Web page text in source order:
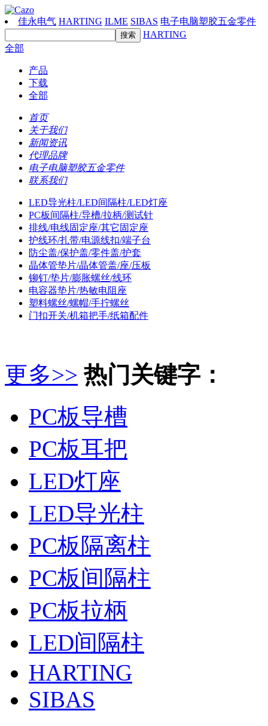
佳永电气 HARTING ILME SIBAS 电子电脑塑胶五金零件
HARTING
全部
产品
下载
全部
首页
关于我们
新闻资讯
代理品牌
电子电脑塑胶五金零件
联系我们
LED导光柱/LED间隔柱/LED灯座
PC板间隔柱/导槽/拉柄/测试针
排线/电线固定座/其它固定座
护线环/扎带/电源线扣/端子台
防尘盖/保护盖/零件盖/护套
晶体管垫片/晶体管盖/座/压板
铆钉/垫片/膨胀螺丝/线环
电容器垫片/热敏电阻座
塑料螺丝/螺帽/手拧螺丝
门扣开关/机箱把手/纸箱配件
更多>> 热门关键字：
PC板导槽
PC板耳把
LED灯座
LED导光柱
PC板隔离柱
PC板间隔柱
PC板拉柄
LED间隔柱
HARTING
SIBAS